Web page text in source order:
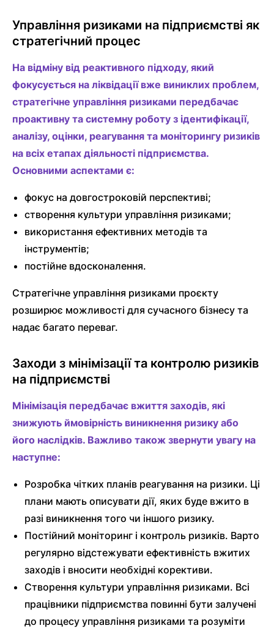
Управління ризиками на підприємстві як
стратегічний процес
На відміну від реактивного підходу, який
фокусується на ліквідації вже виниклих проблем,
стратегічне управління ризиками передбачає
проактивну та системну роботу з ідентифікації,
аналізу, оцінки, реагування та моніторингу ризиків
на всіх етапах діяльності підприємства.
Основними аспектами є:
фокус на довгостроковій перспективі;
створення культури управління ризиками;
використання ефективних методів та
інструментів;
постійне вдосконалення.
Стратегічне управління ризиками проєкту
розширює можливості для сучасного бізнесу та
надає багато переваг.
Заходи з мінімізації та контролю ризиків
на підприємстві
Мінімізація передбачає вжиття заходів, які
знижують ймовірність виникнення ризику або
його наслідків. Важливо також звернути увагу на
наступне:
Розробка чітких планів реагування на ризики. Ці
плани мають описувати дії, яких буде вжито в
разі виникнення того чи іншого ризику.
Постійний моніторинг і контроль ризиків. Варто
регулярно відстежувати ефективність вжитих
заходів і вносити необхідні корективи.
Створення культури управління ризиками. Всі
працівники підприємства повинні бути залучені
до процесу управління ризиками та розуміти